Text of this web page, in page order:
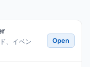
、イベン
Open